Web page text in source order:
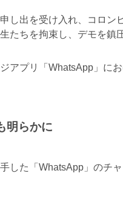
し出を受け入れ、コロン
たちを拘束し、デモを鎮
アプリ「WhatsApp」に
明らかに
した「WhatsApp」のチ